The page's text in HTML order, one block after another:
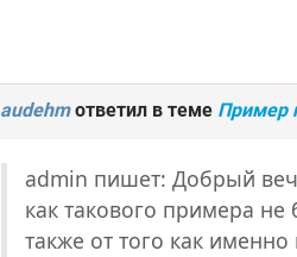
audehmответил в теме Пример
admin пишет: Добрый
как такового примера не
также от того как